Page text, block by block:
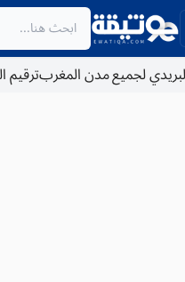
لجميع مدن المغربترقيم